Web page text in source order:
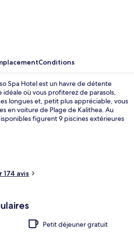
Conditions
Spa Hotel est un havre de détente
où vous profiterez de parasols,
longues et, petit plus appréciable, vous
en voiture de Plage de Kalithea. Au
figurent 9 piscines extérieures
soin de vous au spa grâce à des
des enveloppements détoxifiants et
options de restauration
tandis que les 3 bars en bord de piscine
rafraîchissantes. Cet hôtel de
une salle de fitness et un court
avis
Petit déjeuner gratuit